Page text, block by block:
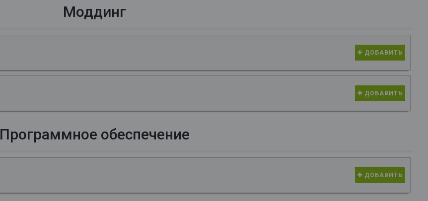
Моддинг
ДОБАВИТЬ
ДОБАВИТЬ
Программное обеспечение
ДОБАВИТЬ